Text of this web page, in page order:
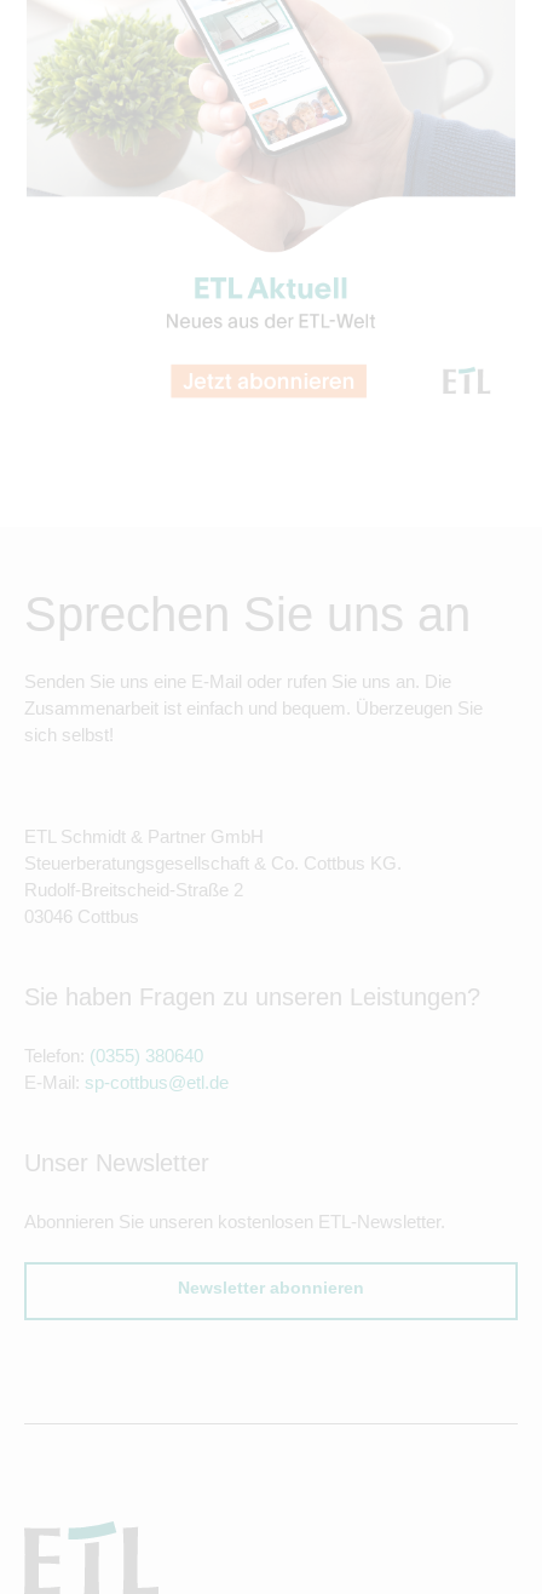
Sprechen Sie uns an
Senden Sie uns eine E-Mail oder rufen Sie uns an. Die
Zusammenarbeit ist einfach und bequem. Überzeugen Sie
sich selbst!
ETL Schmidt & Partner GmbH
Steuerberatungsgesellschaft & Co. Cottbus KG.
Rudolf-Breitscheid-Straße 2
03046 Cottbus
Sie haben Fragen zu unseren Leistungen?
Telefon: (0355) 380640
E-Mail: sp-cottbus@etl.de
Unser Newsletter
Abonnieren Sie unseren kostenlosen ETL-Newsletter.
Newsletter abonnieren